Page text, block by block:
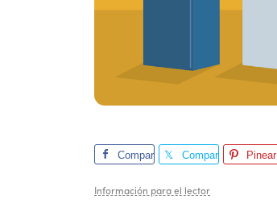
Compar
Compar
Pinear
Información para el lector